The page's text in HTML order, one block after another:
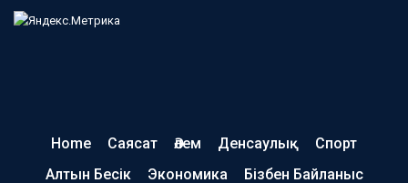
Home Саясат Әлем Денсаулық
Спорт
Алтын Бесік
Экономика Бізбен Байланыс